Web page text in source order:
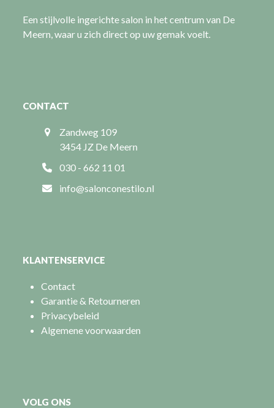
Een stijlvolle ingerichte salon in het centrum van De
Meern, waar u zich direct op uw gemak voelt.
CONTACT
Zandweg 109
3454 JZ De Meern
030 - 662 11 01
info@salonconestilo.nl
KLANTENSERVICE
Contact
Garantie & Retourneren
Privacybeleid
Algemene voorwaarden
VOLG ONS